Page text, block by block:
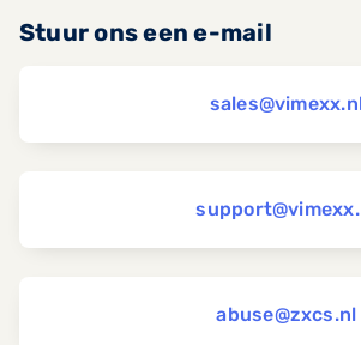
Stuur ons een e-mail
abuse@zxcs.nl